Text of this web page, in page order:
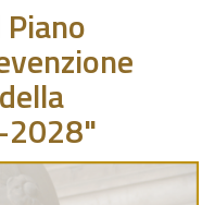
2028"